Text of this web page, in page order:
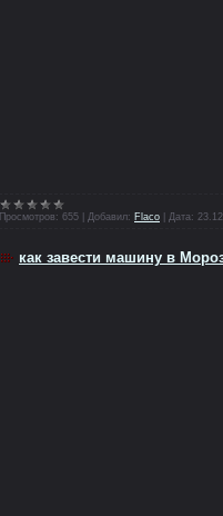
Просмотров: 655 Добавил: Flaco Дата:
как завести машину в